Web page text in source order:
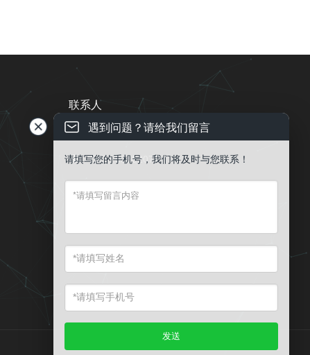
联系人
 电话 ： 13543837996
 QQ：53582077
 EMail ： public@gdqy.ltd
遇到问题？请给我们留言
请填写您的手机号，我们将及时与您联系！